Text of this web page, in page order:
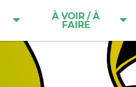
À VOIR / À
FAIRE